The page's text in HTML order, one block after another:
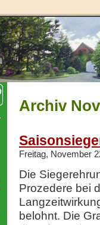
Archiv
Freitag, November
Die
Prozedere bei
belohnt. Die